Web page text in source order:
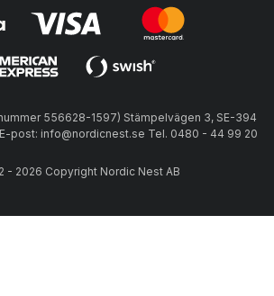
556628-1597) Stämpelvägen 3, SE-394
post: info@nordicnest.se Tel. 0480 - 44 99 20
- 2026 Copyright Nordic Nest AB